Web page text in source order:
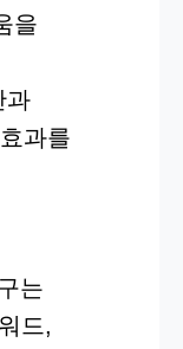
을
과
과를
는
드,